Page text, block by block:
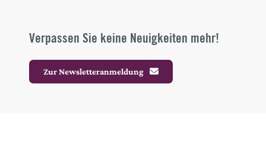
Verpassen Sie keine Neuigkeiten mehr!
Zur Newsletteranmeldung